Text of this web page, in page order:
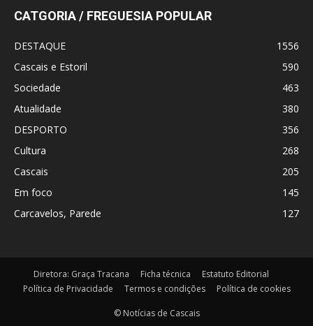
CATGORIA / FREGUESIA POPULAR
DESTAQUE
1556
Cascais e Estoril
590
Sociedade
463
Atualidade
380
DESPORTO
356
Cultura
268
Cascais
205
Em foco
145
Carcavelos, Parede
127
Diretora: Graça Tracana Ficha técnica
Estatuto Editorial
Política de Privacidade
Termos e condições Política de cookies
© Notícias de Cascais